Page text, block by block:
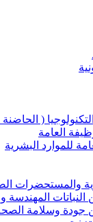
( الحاضنة
العامة
للموارد البشرية
والمستحضرات
المهندسة
وسلامة الصحة